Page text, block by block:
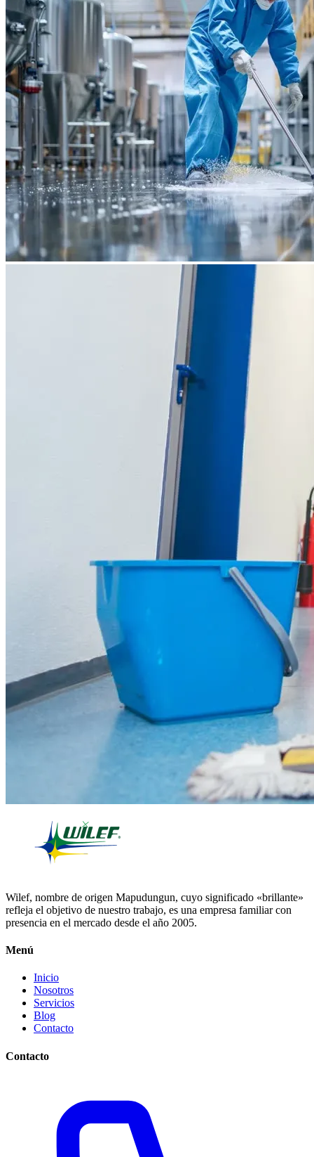
Wilef, nombre de origen Mapudungun, cuyo significado «brillante»
refleja el objetivo de nuestro trabajo, es una empresa familiar con
presencia en el mercado desde el año 2005.
Menú
Inicio
Nosotros
Servicios
Blog
Contacto
Contacto